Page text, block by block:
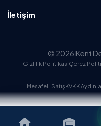
İletişim
© 2026 Kent
Gizlilik PolitikasıÇerez
Mesafeli SatışKVKK